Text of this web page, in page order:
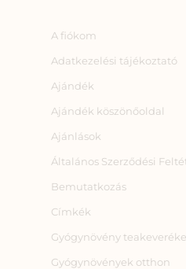
A fiókom
Adatkezelési tájékoztató
Ajándék
Ajándék köszönőoldal
Ajánlások
Általános Szerződési
Bemutatkozás
Címkék
Gyógynövény
Gyógynövények otthon